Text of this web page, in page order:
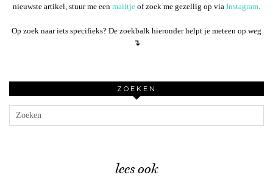
nieuwste artikel, stuur me een mailtje of zoek me gezellig op via Instagram.
Op zoek naar iets specifieks? De zoekbalk hieronder helpt je meteen op weg
↴
ZOEKEN
lees ook